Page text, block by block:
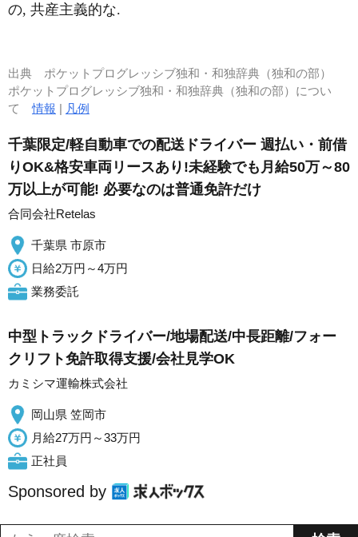
の, 共産主義的な.
出典 ポケットプログレッシブ独和・和独辞典（独和の部）
ポケットプログレッシブ独和・和独辞典（独和の部）につい
て情報 | 凡例
千葉限定/軽自動車での配送ドライバー 週払い・前借
りOK&格安車両リースあり!未経験でも月給50万～80
万以上が可能! 必要なのは普通免許だけ
合同会社Retelas
千葉県 市原市
日給2万円～4万円
業務委託
中型トラックドライバー/地場配送/中長距離/フォー
クリフト免許取得支援/会社見学OK
カミシマ運輸株式会社
岡山県 笠岡市
月給27万円～33万円
正社員
Sponsored by